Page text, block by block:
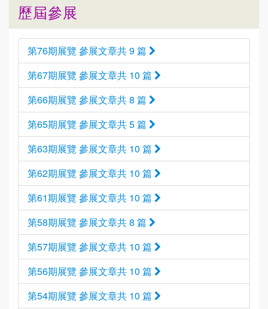
歷屆參展
第76期展覽 參展文章共 9 篇
第67期展覽 參展文章共 10 篇
第66期展覽 參展文章共 8 篇
第65期展覽 參展文章共 5 篇
第63期展覽 參展文章共 10 篇
第62期展覽 參展文章共 10 篇
第61期展覽 參展文章共 10 篇
第58期展覽 參展文章共 8 篇
第57期展覽 參展文章共 10 篇
第56期展覽 參展文章共 10 篇
第54期展覽 參展文章共 10 篇